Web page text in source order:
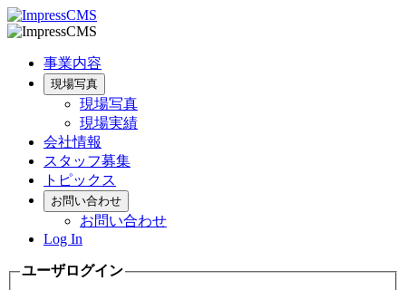
事業内容
現場写真
現場写真
現場実績
会社情報
スタッフ募集
トピックス
お問い合わせ
お問い合わせ
Log In
ユーザログイン